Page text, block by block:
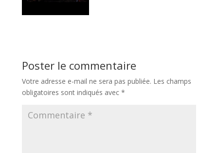
Poster le commentaire
Votre adresse e-mail ne sera pas publiée. Les champs
obligatoires sont indiqués avec *